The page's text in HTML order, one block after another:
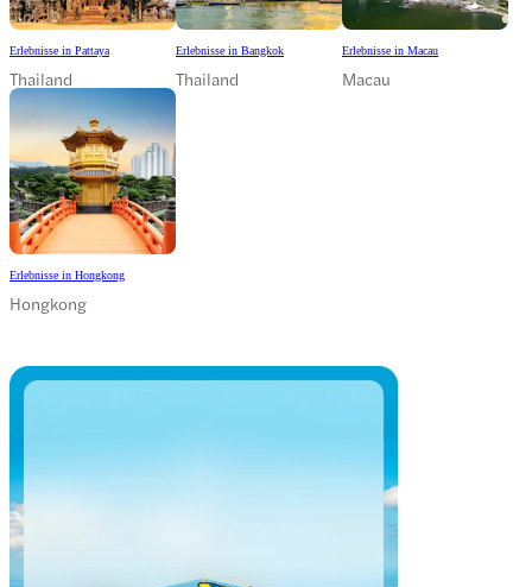
Erlebnisse in Pattaya
Thailand
Erlebnisse in Bangkok
Thailand
Erlebnisse in Macau
Macau
Erlebnisse in Hongkong
Hongkong